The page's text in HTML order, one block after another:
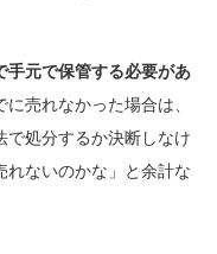
手元で保管する必要があ
売れなかった場合は、
で処分するか決断しなけ
れないのかな」と余計な